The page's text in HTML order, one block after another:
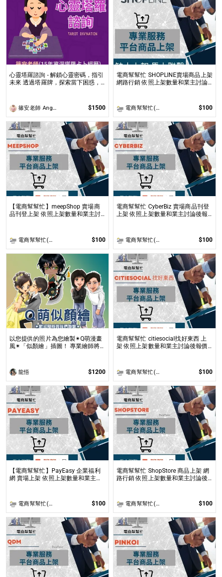
心靈塔羅諮詢 - 解鎖心靈密碼，指引
未來 透過塔羅牌，探索當下困惑，
篠安老師 Angel Yang $1500
電商幫幫忙 SHOPLINE賣場商品上架
網路行銷 依照上架數量和業主討論
電商幫幫忙(電商平台代營運/電商上架/運營策略/網路行銷) $100
【電商幫幫忙】meepShop 賣場商
品刊登上架 依照上架數量和業主討
電商幫幫忙(電商平台代營運/電商上架/運營策略/網路行銷) $100
電商幫幫忙 CyberBiz 賣場商品刊登
上架 依照上架數量和業主討論後報
電商幫幫忙(電商平台代營運/電商上架/運營策略/網路行銷) $100
以您提供的照片為您繪製✴Q萌漫畫
風✴「似顏繪」插圖！ 專業繪師將
龍悟 $1200
電商幫幫忙 citiesocial找好東西 上
架 依照上架數量和業主討論後報價
電商幫幫忙(電商平台代營運/電商上架/運營策略/網路行銷) $100
【電商幫幫忙】PayEasy 企業福利
網 賣場上架 依照上架數量和業主討
電商幫幫忙(電商平台代營運/電商上架/運營策略/網路行銷) $100
電商幫幫忙 ShopStore 商品上架 網
路行銷 依照上架數量和業主討論後
電商幫幫忙(電商平台代營運/電商上架/運營策略/網路行銷) $100